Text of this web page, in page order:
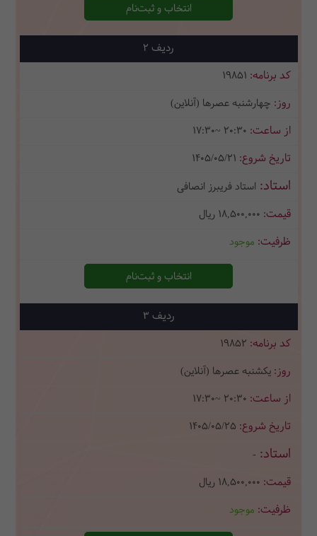
انتخاب و ثبت‌نام
2
19851
چهارشنبه عصرها (آنلاین)
17:30~ 20:30
1405/05/21
استاد فریبرز انصافی
18,500,000 ریال
موجود
انتخاب و ثبت‌نام
3
19852
یکشنبه عصرها (آنلاین)
17:30~ 20:30
1405/05/25
-
18,500,000 ریال
موجود